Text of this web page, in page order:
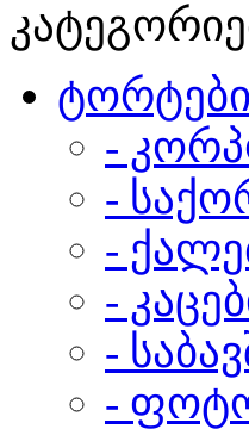
ტორტები
-
-
-
-
-
-